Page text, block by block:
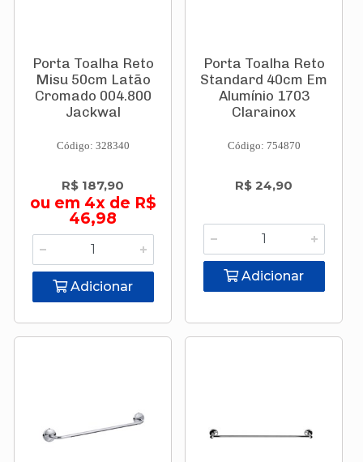
Porta Toalha Reto
Misu 50cm Latão
Cromado 004.800
Jackwal
Código: 328340
R$ 187,90
ou em 4x de R$
46,98
Adicionar
Porta Toalha Reto
Standard 40cm Em
Alumínio 1703
Clarainox
Código: 754870
R$ 24,90
Adicionar